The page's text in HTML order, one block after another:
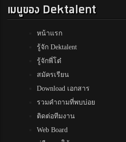
เมนูของ Dektalent
หน้าแรก
รู้จัก Dektalent
รู้จักพี่โต๋
สมัครเรียน
Download เอกสาร
รวมคำถามที่พบบ่อย
ติดต่อทีมงาน
Web Board